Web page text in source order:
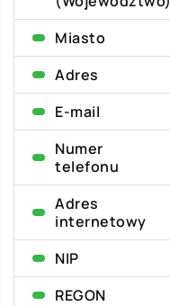
Miasto
Adres
E-mail
Numer
telefonu
Adres
internetowy
NIP
REGON